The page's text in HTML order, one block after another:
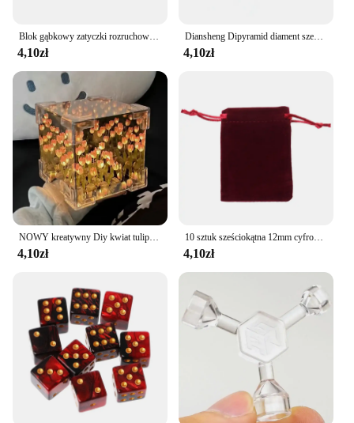
4,10zł
Diansheng Dipyramid diament sześciokątne kamień osi 3x3x3 kształt tryb magia kostka łamigłówka zabawki edukacyjne dla dzieci Magico Cubo
4,10zł
NOWY kreatywny Diy kwiat tulipana kostka morska trójwymiarowa mała lampka nocna pakiet materiałów dla dziewczyny para prezent dla dziewczyny
4,10zł
10 sztuk sześciokątna 12mm cyfrowa gra kości przezroczysta kostka okrągły narożnik przenośny stół do gry
4,10zł